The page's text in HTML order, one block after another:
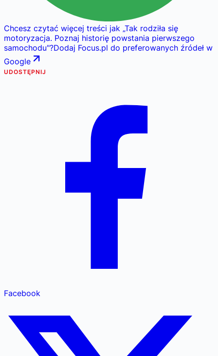
Chcesz czytać więcej treści jak „Tak rodziła się
motoryzacja. Poznaj historię powstania pierwszego
samochodu"?Dodaj Focus.pl do preferowanych źródeł w
Google
UDOSTĘPNIJ
Facebook